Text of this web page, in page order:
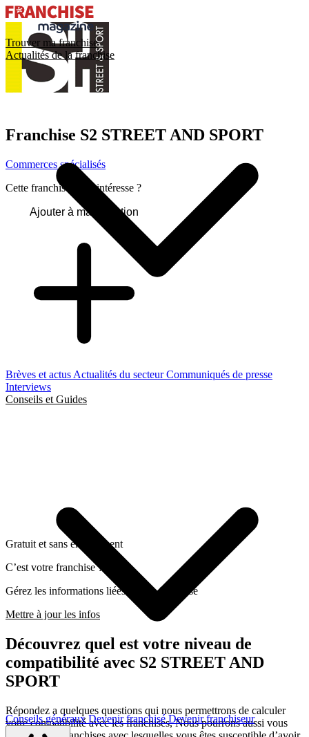
Trouver ma franchise
Actualités de la franchise
Brèves et actus Actualités du secteurCommuniqués de presse
Interviews
Conseils et Guides
Conseils généraux Devenir franchiséDevenir franchiseur
Franchise S2 STREET AND SPORT
Commerces spécialisés
Cette franchise vous intéresse ?
Ajouter à ma sélection
Gratuit et sans engagement
C’est votre franchise ?
Gérez les informations liées a cette franchise
Mettre à jour les infos
Découvrez quel est votre niveau de
compatibilité avec S2 STREET AND
SPORT
Répondez a quelques questions qui nous permettrons de calculer
votre compatibilité avec les franchises, Nous pourrons aussi vous